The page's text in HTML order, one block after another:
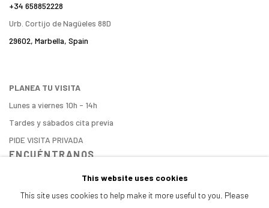
+34 658852228
Urb. Cortijo de Nagüeles 88D
29602, Marbella, Spain
PLANEA TU VISITA
Lunes a viernes 10h - 14h
Tardes y sábados cita previa
PIDE VISITA PRIVADA
ENCUÉNTRANOS
This website uses cookies
This site uses cookies to help make it more useful to you. Please